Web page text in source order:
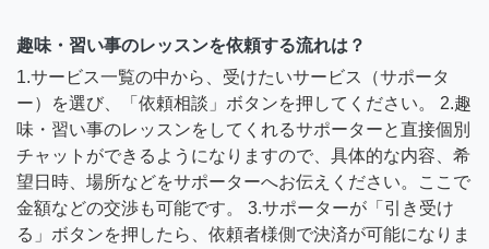
趣味・習い事のレッスンを依頼する流れは？
1.サービス一覧の中から、受けたいサービス（サポータ
ー）を選び、「依頼相談」ボタンを押してください。 2.趣
味・習い事のレッスンをしてくれるサポーターと直接個別
チャットができるようになりますので、具体的な内容、希
望日時、場所などをサポーターへお伝えください。ここで
金額などの交渉も可能です。 3.サポーターが「引き受け
る」ボタンを押したら、依頼者様側で決済が可能になりま